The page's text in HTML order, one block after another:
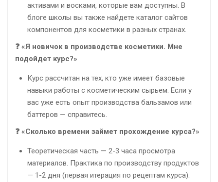
активами и восками, которые вам доступны. В
блоге школы вы также найдете каталог сайтов
компонентов для косметики в разных странах.
❓ «Я новичок в производстве косметики. Мне
подойдет курс?»
Курс рассчитан на тех, кто уже имеет базовые
навыки работы с косметическим сырьем. Если у
вас уже есть опыт производства бальзамов или
баттеров — справитесь.
❓ «Сколько времени займет прохождение курса?»
Теоретическая часть — 2-3 часа просмотра
материалов. Практика по производству продуктов
— 1-2 дня (первая итерация по рецептам курса).